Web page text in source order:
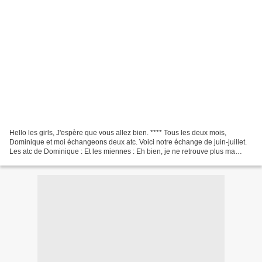
Hello les girls, J'espère que vous allez bien. **** Tous les deux mois,
Dominique et moi échangeons deux atc. Voici notre échange de juin-juillet.
Les atc de Dominique : Et les miennes : Eh bien, je ne retrouve plus ma